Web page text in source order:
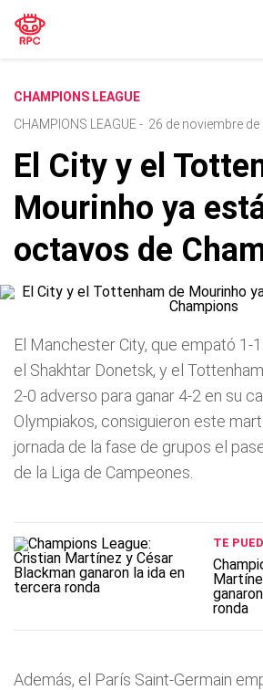
CHAMPIONS LEAGUE
CHAMPIONS LEAGUE- 26 de noviembre de
El City y el
Mourinho ya
octavos de
El Manchester City, que empató 1-
el Shakhtar Donetsk, y el
2-0 adverso para ganar 4-2 en su
Olympiakos, consiguieron este
jornada de la fase de grupos el
de la Liga de Campeones.
TE
ronda
Además, el París Saint-Germain